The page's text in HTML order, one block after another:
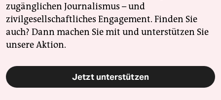
zugänglichen Journalismus – und
zivilgesellschaftliches Engagement. Finden Sie
auch? Dann machen Sie mit und unterstützen Sie
unsere Aktion.
Jetzt unterstützen